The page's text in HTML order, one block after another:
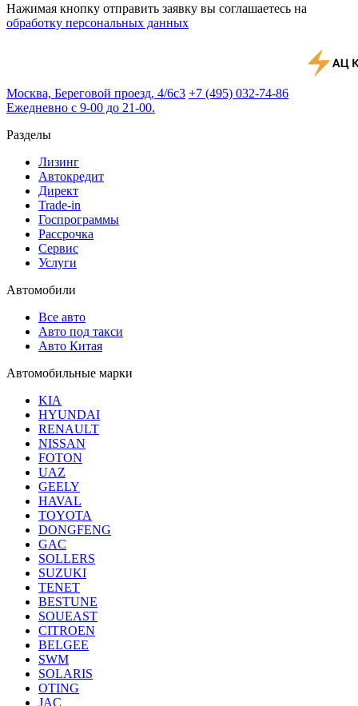
Нажимая кнопку отправить заявку вы соглашаетесь на
обработку персональных данных
Москва, Береговой проезд, 4/6с3 +7 (495) 032-74-86
Ежедневно с 9-00 до 21-00.
Разделы
Лизинг
Автокредит
Директ
Trade-in
Госпрограммы
Рассрочка
Сервис
Услуги
Автомобили
Все авто
Авто под такси
Авто Китая
Автомобильные марки
KIA
HYUNDAI
RENAULT
NISSAN
FOTON
UAZ
GEELY
HAVAL
TOYOTA
DONGFENG
GAC
SOLLERS
SUZUKI
TENET
BESTUNE
SOUEAST
CITROEN
BELGEE
SWM
SOLARIS
OTING
JAC